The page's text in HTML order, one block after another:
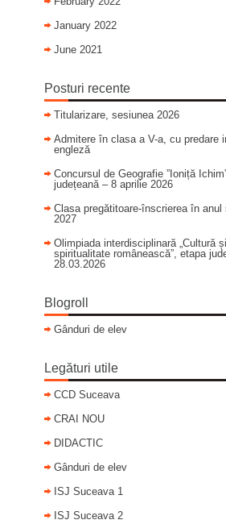
January 2022
June 2021
Posturi recente
Titularizare, sesiunea 2026
Admitere în clasa a V-a, cu predare
engleză
Concursul de Geografie ”Ioniță
județeană – 8 aprilie 2026
Clasa pregătitoare-înscrierea în anul
2027
Olimpiada interdisciplinară „Cultură și
spiritualitate românească”, etapa
28.03.2026
Blogroll
Gânduri de elev
Legături utile
CCD Suceava
CRAI NOU
DIDACTIC
Gânduri de elev
ISJ Suceava 1
ISJ Suceava 2